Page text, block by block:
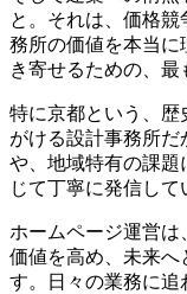
と。それは、価格
務所の価値を本当に
き寄せるための、最
特に京都という、歴
がける設計事務所
や、地域特有の課題
じて丁寧に発信して
ホームページ運営
価値を高め、未来へ
す。日々の業務に追